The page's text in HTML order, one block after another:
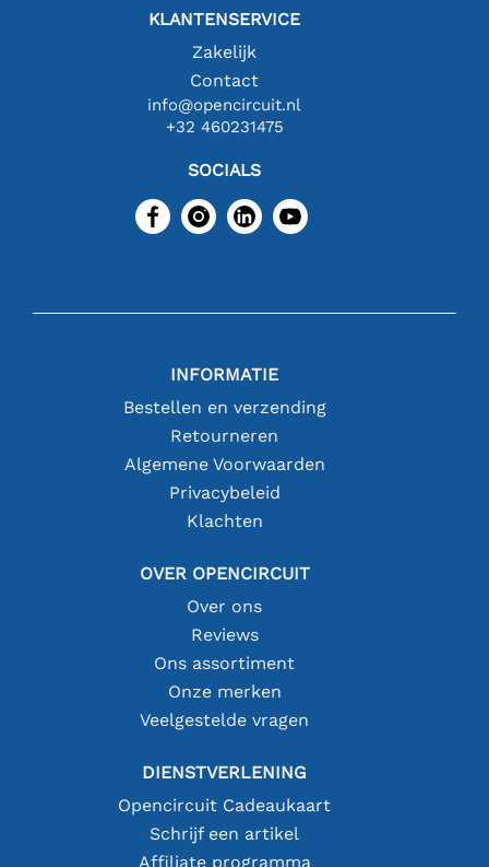
KLANTENSERVICE
Zakelijk
Contact
info@opencircuit.nl
+32 460231475
SOCIALS
INFORMATIE
Bestellen en verzending
Retourneren
Algemene Voorwaarden
Privacybeleid
Klachten
OVER OPENCIRCUIT
Over ons
Reviews
Ons assortiment
Onze merken
Veelgestelde vragen
DIENSTVERLENING
Opencircuit Cadeaukaart
Schrijf een artikel
Affiliate programma